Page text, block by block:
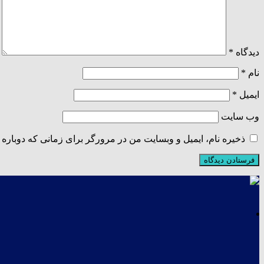
دیدگاه *
نام *
ایمیل *
وب‌ سایت
ذخیره نام، ایمیل و وبسایت من در مرورگر برای زمانی که